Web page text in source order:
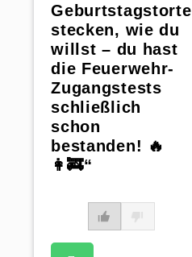
Geburtstagstorte
stecken, wie du
willst – du hast
die Feuerwehr-
Zugangstests
schließlich
schon
bestanden! 🔥
👩‍🚒“